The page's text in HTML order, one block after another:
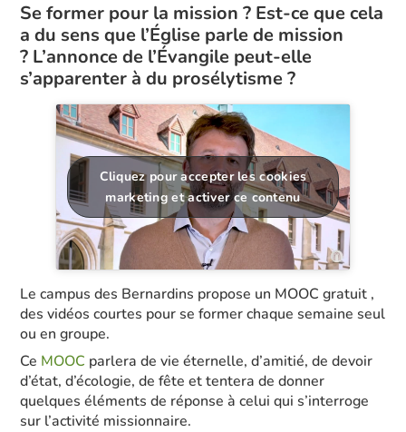
Se former pour la mission ? Est-ce que cela
a du sens que l’Église parle de mission
? L’annonce de l’Évangile peut-elle
s’apparenter à du prosélytisme ?
Cliquez pour accepter les cookies
marketing et activer ce contenu
Le campus des Bernardins propose un MOOC gratuit ,
des vidéos courtes pour se former chaque semaine seul
ou en groupe.
Ce MOOC parlera de vie éternelle, d’amitié, de devoir
d’état, d’écologie, de fête et tentera de donner
quelques éléments de réponse à celui qui s’interroge
sur l’activité missionnaire.